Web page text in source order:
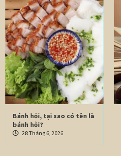
Bánh hỏi, tại sao có tên là
bánh hỏi?
28 Tháng 6, 2026